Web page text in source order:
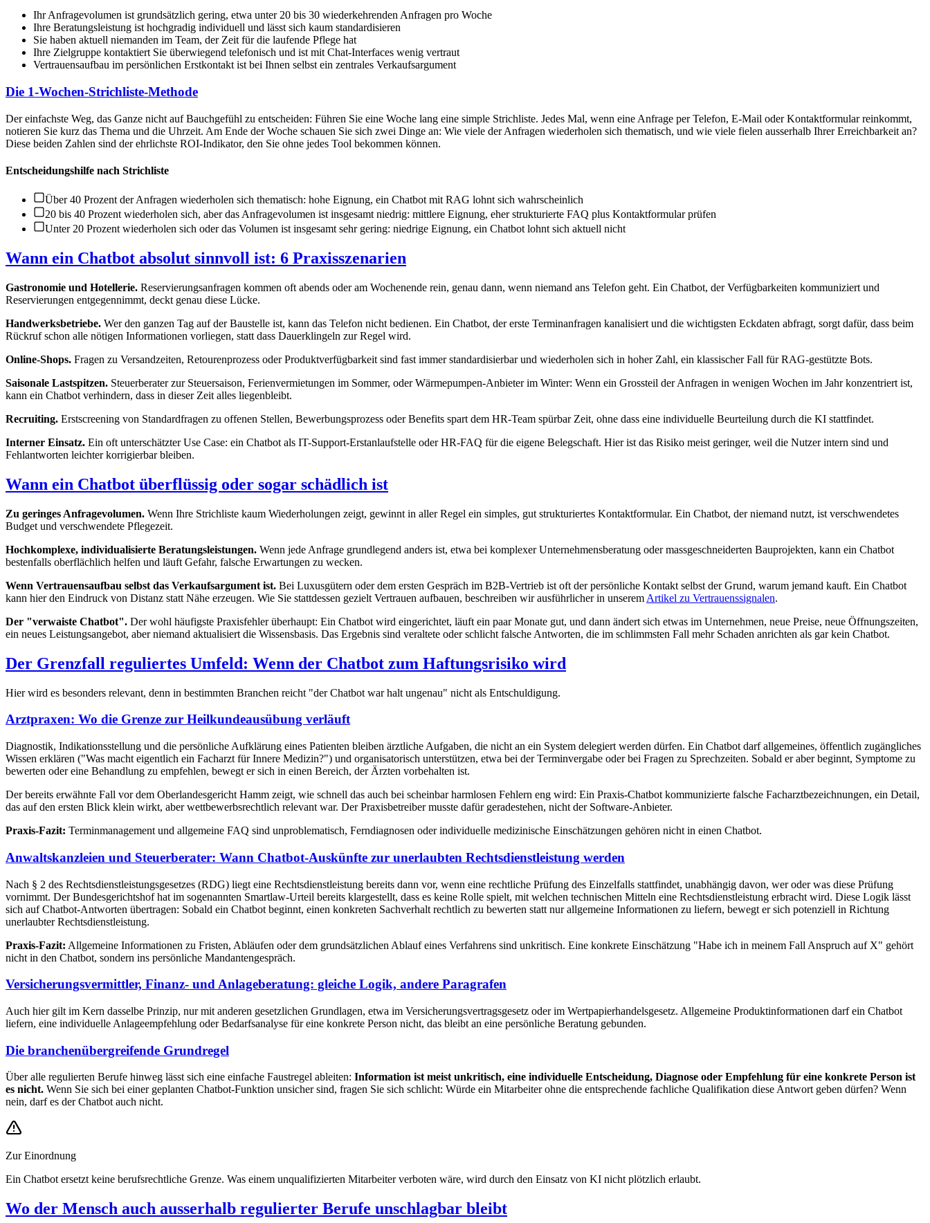
Ihr Anfragevolumen ist grundsätzlich gering, etwa unter 20 bis 30 wiederkehrenden Anfragen pro Woche
Ihre Beratungsleistung ist hochgradig individuell und lässt sich kaum standardisieren
Sie haben aktuell niemanden im Team, der Zeit für die laufende Pflege hat
Ihre Zielgruppe kontaktiert Sie überwiegend telefonisch und ist mit Chat-Interfaces wenig vertraut
Vertrauensaufbau im persönlichen Erstkontakt ist bei Ihnen selbst ein zentrales Verkaufsargument
Die 1-Wochen-Strichliste-Methode
Der einfachste Weg, das Ganze nicht auf Bauchgefühl zu entscheiden: Führen Sie eine Woche lang eine simple Strichliste. Jedes Mal, wenn eine Anfrage per Telefon, E-Mail oder Kontaktformular reinkommt,
notieren Sie kurz das Thema und die Uhrzeit. Am Ende der Woche schauen Sie sich zwei Dinge an: Wie viele der Anfragen wiederholen sich thematisch, und wie viele fielen ausserhalb Ihrer Erreichbarkeit an?
Diese beiden Zahlen sind der ehrlichste ROI-Indikator, den Sie ohne jedes Tool bekommen können.
Entscheidungshilfe nach Strichliste
Über 40 Prozent der Anfragen wiederholen sich thematisch: hohe Eignung, ein Chatbot mit RAG lohnt sich wahrscheinlich
20 bis 40 Prozent wiederholen sich, aber das Anfragevolumen ist insgesamt niedrig: mittlere Eignung, eher strukturierte FAQ plus Kontaktformular prüfen
Unter 20 Prozent wiederholen sich oder das Volumen ist insgesamt sehr gering: niedrige Eignung, ein Chatbot lohnt sich aktuell nicht
Wann ein Chatbot absolut sinnvoll ist: 6 Praxisszenarien
Gastronomie und Hotellerie. Reservierungsanfragen kommen oft abends oder am Wochenende rein, genau dann, wenn niemand ans Telefon geht. Ein Chatbot, der Verfügbarkeiten kommuniziert und
Reservierungen entgegennimmt, deckt genau diese Lücke.
Handwerksbetriebe. Wer den ganzen Tag auf der Baustelle ist, kann das Telefon nicht bedienen. Ein Chatbot, der erste Terminanfragen kanalisiert und die wichtigsten Eckdaten abfragt, sorgt dafür, dass beim
Rückruf schon alle nötigen Informationen vorliegen, statt dass Dauerklingeln zur Regel wird.
Online-Shops. Fragen zu Versandzeiten, Retourenprozess oder Produktverfügbarkeit sind fast immer standardisierbar und wiederholen sich in hoher Zahl, ein klassischer Fall für RAG-gestützte Bots.
Saisonale Lastspitzen. Steuerberater zur Steuersaison, Ferienvermietungen im Sommer, oder Wärmepumpen-Anbieter im Winter: Wenn ein Grossteil der Anfragen in wenigen Wochen im Jahr konzentriert ist,
kann ein Chatbot verhindern, dass in dieser Zeit alles liegenbleibt.
Recruiting. Erstscreening von Standardfragen zu offenen Stellen, Bewerbungsprozess oder Benefits spart dem HR-Team spürbar Zeit, ohne dass eine individuelle Beurteilung durch die KI stattfindet.
Interner Einsatz. Ein oft unterschätzter Use Case: ein Chatbot als IT-Support-Erstanlaufstelle oder HR-FAQ für die eigene Belegschaft. Hier ist das Risiko meist geringer, weil die Nutzer intern sind und
Fehlantworten leichter korrigierbar bleiben.
Wann ein Chatbot überflüssig oder sogar schädlich ist
Zu geringes Anfragevolumen. Wenn Ihre Strichliste kaum Wiederholungen zeigt, gewinnt in aller Regel ein simples, gut strukturiertes Kontaktformular. Ein Chatbot, der niemand nutzt, ist verschwendetes
Budget und verschwendete Pflegezeit.
Hochkomplexe, individualisierte Beratungsleistungen. Wenn jede Anfrage grundlegend anders ist, etwa bei komplexer Unternehmensberatung oder massgeschneiderten Bauprojekten, kann ein Chatbot
bestenfalls oberflächlich helfen und läuft Gefahr, falsche Erwartungen zu wecken.
Wenn Vertrauensaufbau selbst das Verkaufsargument ist. Bei Luxusgütern oder dem ersten Gespräch im B2B-Vertrieb ist oft der persönliche Kontakt selbst der Grund, warum jemand kauft. Ein Chatbot
kann hier den Eindruck von Distanz statt Nähe erzeugen. Wie Sie stattdessen gezielt Vertrauen aufbauen, beschreiben wir ausführlicher in unserem Artikel zu Vertrauenssignalen.
Der "verwaiste Chatbot". Der wohl häufigste Praxisfehler überhaupt: Ein Chatbot wird eingerichtet, läuft ein paar Monate gut, und dann ändert sich etwas im Unternehmen, neue Preise, neue Öffnungszeiten,
ein neues Leistungsangebot, aber niemand aktualisiert die Wissensbasis. Das Ergebnis sind veraltete oder schlicht falsche Antworten, die im schlimmsten Fall mehr Schaden anrichten als gar kein Chatbot.
Der Grenzfall reguliertes Umfeld: Wenn der Chatbot zum Haftungsrisiko wird
Hier wird es besonders relevant, denn in bestimmten Branchen reicht "der Chatbot war halt ungenau" nicht als Entschuldigung.
Arztpraxen: Wo die Grenze zur Heilkundeausübung verläuft
Diagnostik, Indikationsstellung und die persönliche Aufklärung eines Patienten bleiben ärztliche Aufgaben, die nicht an ein System delegiert werden dürfen. Ein Chatbot darf allgemeines, öffentlich zugängliches
Wissen erklären ("Was macht eigentlich ein Facharzt für Innere Medizin?") und organisatorisch unterstützen, etwa bei der Terminvergabe oder bei Fragen zu Sprechzeiten. Sobald er aber beginnt, Symptome zu
bewerten oder eine Behandlung zu empfehlen, bewegt er sich in einen Bereich, der Ärzten vorbehalten ist.
Der bereits erwähnte Fall vor dem Oberlandesgericht Hamm zeigt, wie schnell das auch bei scheinbar harmlosen Fehlern eng wird: Ein Praxis-Chatbot kommunizierte falsche Facharztbezeichnungen, ein Detail,
das auf den ersten Blick klein wirkt, aber wettbewerbsrechtlich relevant war. Der Praxisbetreiber musste dafür geradestehen, nicht der Software-Anbieter.
Praxis-Fazit: Terminmanagement und allgemeine FAQ sind unproblematisch, Ferndiagnosen oder individuelle medizinische Einschätzungen gehören nicht in einen Chatbot.
Anwaltskanzleien und Steuerberater: Wann Chatbot-Auskünfte zur unerlaubten Rechtsdienstleistung werden
Nach § 2 des Rechtsdienstleistungsgesetzes (RDG) liegt eine Rechtsdienstleistung bereits dann vor, wenn eine rechtliche Prüfung des Einzelfalls stattfindet, unabhängig davon, wer oder was diese Prüfung
vornimmt. Der Bundesgerichtshof hat im sogenannten Smartlaw-Urteil bereits klargestellt, dass es keine Rolle spielt, mit welchen technischen Mitteln eine Rechtsdienstleistung erbracht wird. Diese Logik lässt
sich auf Chatbot-Antworten übertragen: Sobald ein Chatbot beginnt, einen konkreten Sachverhalt rechtlich zu bewerten statt nur allgemeine Informationen zu liefern, bewegt er sich potenziell in Richtung
unerlaubter Rechtsdienstleistung.
Praxis-Fazit: Allgemeine Informationen zu Fristen, Abläufen oder dem grundsätzlichen Ablauf eines Verfahrens sind unkritisch. Eine konkrete Einschätzung "Habe ich in meinem Fall Anspruch auf X" gehört
nicht in den Chatbot, sondern ins persönliche Mandantengespräch.
Versicherungsvermittler, Finanz- und Anlageberatung: gleiche Logik, andere Paragrafen
Auch hier gilt im Kern dasselbe Prinzip, nur mit anderen gesetzlichen Grundlagen, etwa im Versicherungsvertragsgesetz oder im Wertpapierhandelsgesetz. Allgemeine Produktinformationen darf ein Chatbot
liefern, eine individuelle Anlageempfehlung oder Bedarfsanalyse für eine konkrete Person nicht, das bleibt an eine persönliche Beratung gebunden.
Die branchenübergreifende Grundregel
Über alle regulierten Berufe hinweg lässt sich eine einfache Faustregel ableiten: Information ist meist unkritisch, eine individuelle Entscheidung, Diagnose oder Empfehlung für eine konkrete Person ist
es nicht. Wenn Sie sich bei einer geplanten Chatbot-Funktion unsicher sind, fragen Sie sich schlicht: Würde ein Mitarbeiter ohne die entsprechende fachliche Qualifikation diese Antwort geben dürfen? Wenn
nein, darf es der Chatbot auch nicht.
Zur Einordnung
Ein Chatbot ersetzt keine berufsrechtliche Grenze. Was einem unqualifizierten Mitarbeiter verboten wäre, wird durch den Einsatz von KI nicht plötzlich erlaubt.
Wo der Mensch auch ausserhalb regulierter Berufe unschlagbar bleibt